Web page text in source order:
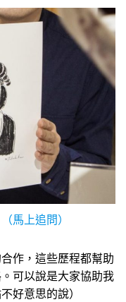
馬上追問）
作，這些歷程都幫助
可以說是大家協助我
好意思的說）